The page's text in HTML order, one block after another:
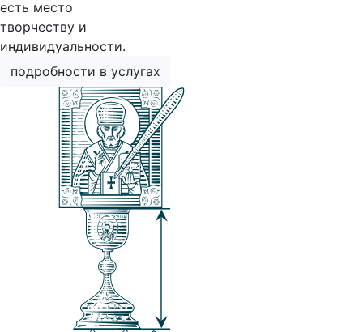
есть место
творчеству и
индивидуальности.
подробности в услугах